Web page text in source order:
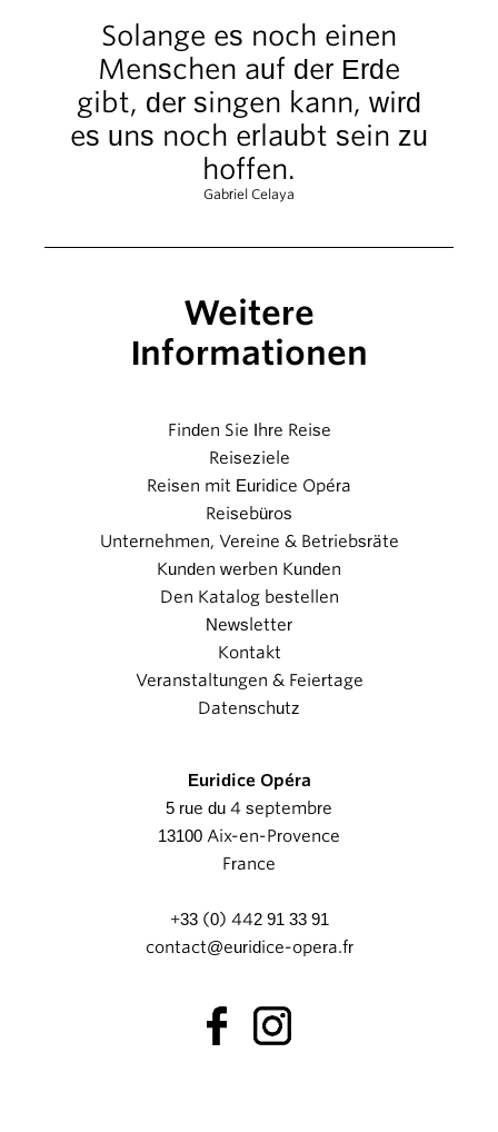
Solange es noch einen
Menschen auf der Erde
gibt, der singen kann, wird
es uns noch erlaubt sein zu
hoffen.
Gabriel Celaya
Weitere
Informationen
Finden Sie Ihre Reise
Reiseziele
Reisen mit Euridice Opéra
Reisebüros
Unternehmen, Vereine & Betriebsräte
Kunden werben Kunden
Den Katalog bestellen
Newsletter
Kontakt
Veranstaltungen & Feiertage
Datenschutz
Euridice Opéra
5 rue du 4 septembre
13100 Aix-en-Provence
France
+33 (0) 442 91 33 91
contact@euridice-opera.fr